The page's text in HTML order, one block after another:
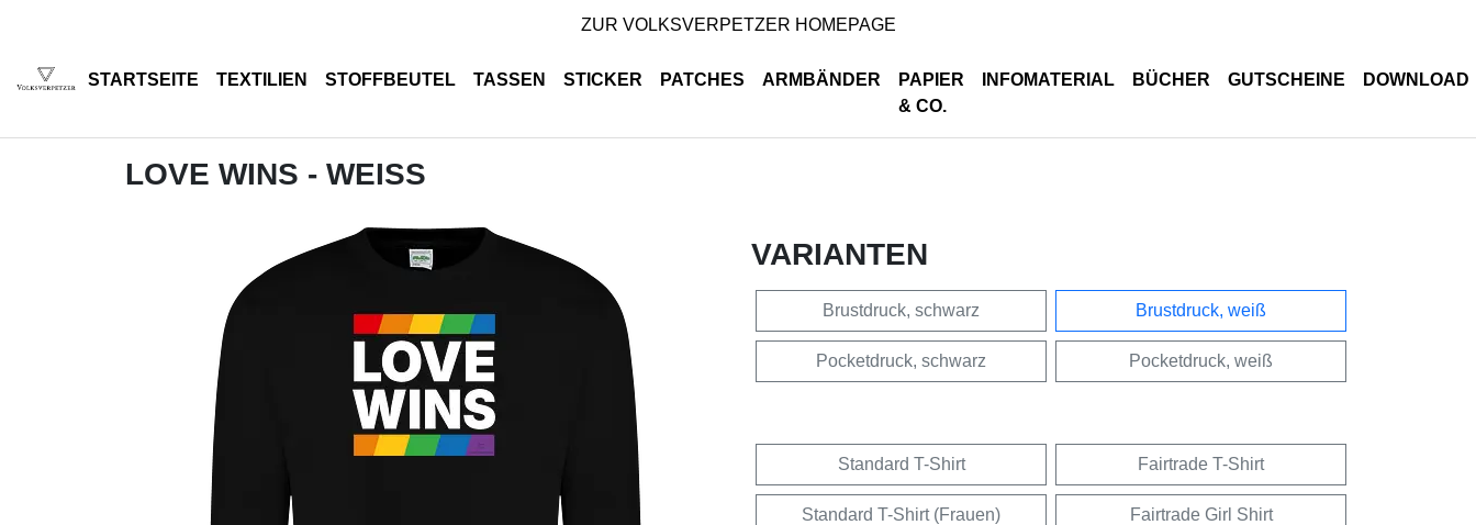
ZUR VOLKSVERPETZER HOMEPAGE
STARTSEITE TEXTILIEN STOFFBEUTEL TASSEN STICKER PATCHES ARMBÄNDER
PAPIER
& CO.
INFOMATERIAL BÜCHER GUTSCHEINE DOWNLOAD
LOVE WINS - WEISS
VARIANTEN
Brustdruck, schwarz Brustdruck, weiß
Pocketdruck, schwarz Pocketdruck, weiß
Standard T-Shirt Fairtrade T-Shirt
Standard T-Shirt (Frauen) Fairtrade Girl Shirt